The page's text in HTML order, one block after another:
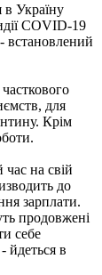
в Україну
COVID-19
встановлений
для
Крім
на свій
до
зарплати.
продовжені
себе
йдеться в